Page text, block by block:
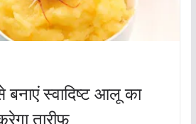
स्वादिष्ट आलू का
तारीफ